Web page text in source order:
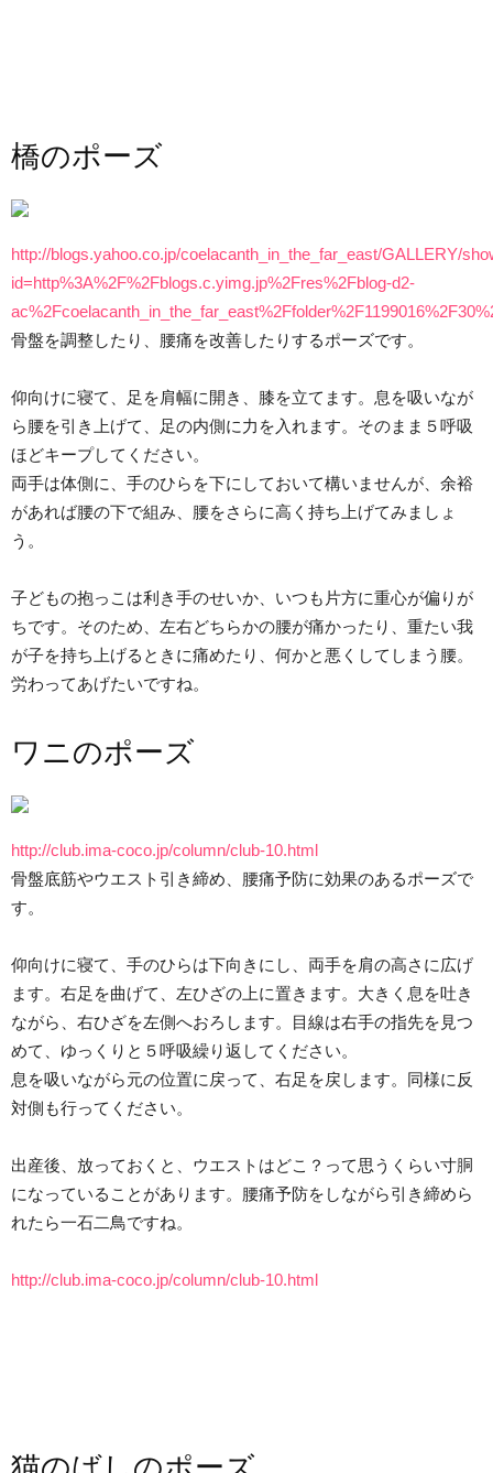
橋のポーズ
http://blogs.yahoo.co.jp/coelacanth_in_the_far_east/GALLERY/
id=http%3A%2F%2Fblogs.c.yimg.jp%2Fres%2Fblog-d2-
骨盤を調整したり、腰痛を改善したりするポーズです。
仰向けに寝て、足を肩幅に開き、膝を立てます。息を吸いなが
ら腰を引き上げて、足の内側に力を入れます。そのまま５呼吸
ほどキープしてください。
両手は体側に、手のひらを下にしておいて構いませんが、余裕
があれば腰の下で組み、腰をさらに高く持ち上げてみましょ
う。
子どもの抱っこは利き手のせいか、いつも片方に重心が偏りが
ちです。そのため、左右どちらかの腰が痛かったり、重たい我
が子を持ち上げるときに痛めたり、何かと悪くしてしまう腰。
労わってあげたいですね。
ワニのポーズ
http://club.ima-coco.jp/column/club-10.html
骨盤底筋やウエスト引き締め、腰痛予防に効果のあるポーズで
す。
仰向けに寝て、手のひらは下向きにし、両手を肩の高さに広げ
ます。右足を曲げて、左ひざの上に置きます。大きく息を吐き
ながら、右ひざを左側へおろします。目線は右手の指先を見つ
めて、ゆっくりと５呼吸繰り返してください。
息を吸いながら元の位置に戻って、右足を戻します。同様に反
対側も行ってください。
出産後、放っておくと、ウエストはどこ？って思うくらい寸胴
になっていることがあります。腰痛予防をしながら引き締めら
れたら一石二鳥ですね。
http://club.ima-coco.jp/column/club-10.html